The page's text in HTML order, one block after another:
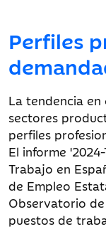
Perfiles
La tendencia
sectores
perfiles
El informe
Trabajo en
de Empleo
Observatorio
puestos de